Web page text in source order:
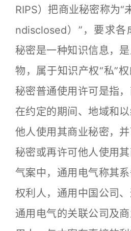
RIPS）把商业秘密称为“
ndisclosed）”，要求各
秘密是一种知识信息，
物，属于知识产权“私”
秘密普通使用许可是指
在约定的期间、地域和
他人使用其商业秘密，
秘密或再许可他人使用
气案中，通用电气称其
权利人，通用中国公司
通用电气的关联公司及